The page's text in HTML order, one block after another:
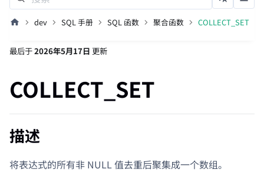
dev SQL 手册 SQL 函数 聚合函数 COLLECT_SET
最后于2026年5月17日 更新
COLLECT_SET
描述
将表达式的所有非 NULL 值去重后聚集成一个数组。